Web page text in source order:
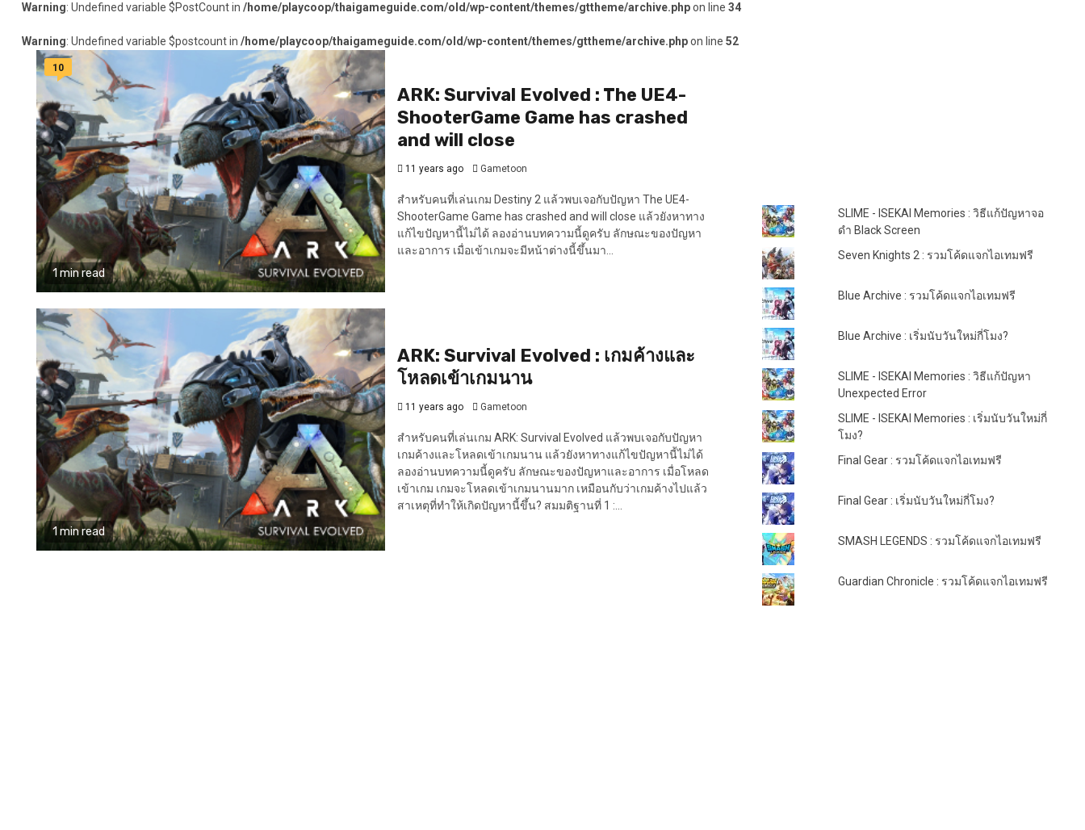
Warning: Undefined variable $PostCount in /home/playcoop/thaigameguide.com/old/wp-content/themes/gttheme/archive.phpon line 34
Warning: Undefined variable $postcount in /home/playcoop/thaigameguide.com/old/wp-content/themes/gttheme/archive.phpon line 52
1 min read
10
ARK: Survival Evolved : The UE4-
ShooterGame Game has crashed
and will close
11 years ago Gametoon
สำหรับคนที่เล่นเกม Destiny 2 แล้วพบเจอกับปัญหา The UE4-
ShooterGame Game has crashed and will close แล้วยังหาทาง
แก้ไขปัญหานี้ไม่ได้ ลองอ่านบทความนี้ดูครับ ลักษณะของปัญหา
และอาการ เมื่อเข้าเกมจะมีหน้าต่างนี้ขึ้นมา...
1 min read
ARK: Survival Evolved : เกมค้างและ
โหลดเข้าเกมนาน
11 years ago Gametoon
สำหรับคนที่เล่นเกม ARK: Survival Evolved แล้วพบเจอกับปัญหา
เกมค้างและโหลดเข้าเกมนาน แล้วยังหาทางแก้ไขปัญหานี้ไม่ได้
ลองอ่านบทความนี้ดูครับ ลักษณะของปัญหาและอาการ เมื่อโหลด
เข้าเกม เกมจะโหลดเข้าเกมนานมาก เหมือนกับว่าเกมค้างไปแล้ว
สาเหตุที่ทำให้เกิดปัญหานี้ขึ้น? สมมติฐานที่ 1 :...
SLIME - ISEKAI Memories : วิธีแก้ปัญหาจอ
ดำ Black Screen
Seven Knights 2 : รวมโค้ดแจกไอเทมฟรี
Blue Archive : รวมโค้ดแจกไอเทมฟรี
Blue Archive : เริ่มนับวันใหม่กี่โมง?
SLIME - ISEKAI Memories : วิธีแก้ปัญหา
Unexpected Error
SLIME - ISEKAI Memories : เริ่มนับวันใหม่กี่
โมง?
Final Gear : รวมโค้ดแจกไอเทมฟรี
Final Gear : เริ่มนับวันใหม่กี่โมง?
SMASH LEGENDS : รวมโค้ดแจกไอเทมฟรี
Guardian Chronicle : รวมโค้ดแจกไอเทมฟรี